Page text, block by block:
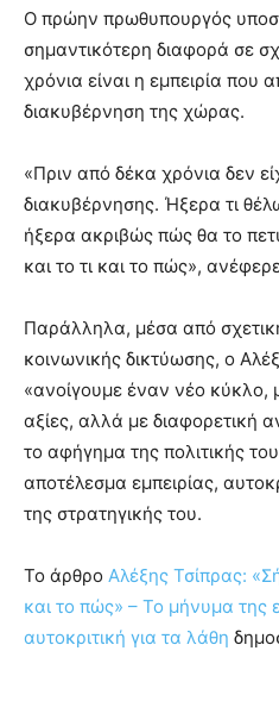
Ο πρώην πρωθυπουργός
σημαντικότερη διαφορά σε
χρόνια είναι η εμπειρία που
διακυβέρνηση της χώρας.
«Πριν από δέκα χρόνια δεν
διακυβέρνησης. Ήξερα τι
ήξερα ακριβώς πώς θα το
και το τι και το πώς»,
Παράλληλα, μέσα από
κοινωνικής δικτύωσης, ο
«ανοίγουμε έναν νέο κύκλο,
αξίες, αλλά με διαφορετική
το αφήγημα της πολιτικής
αποτέλεσμα εμπειρίας,
της στρατηγικής του.
To άρθρο Αλέξης Τσίπρας:
και το πώς» – Το μήνυμα της
αυτοκριτική για τα λάθη